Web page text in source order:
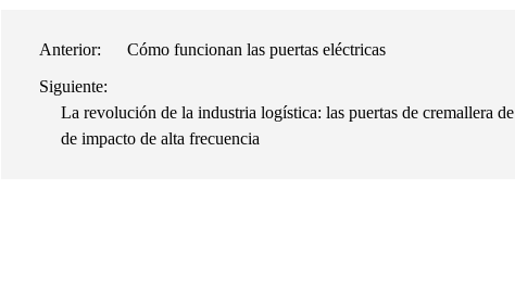
Anterior:
Cómo funcionan las puertas eléctricas
Siguiente:
La revolución de la industria logística: las puertas de cremallera
de impacto de alta frecuencia